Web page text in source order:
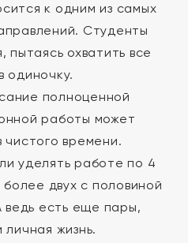
к одним из самых
Студенты
охватить все
одиночку.
полноценной
работы может
времени.
уделять работе по 4
двух с половиной
ведь есть еще пары,
жизнь.